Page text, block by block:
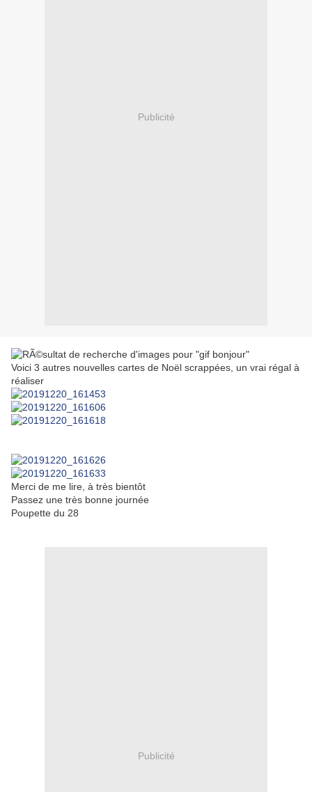
Publicité
Voici 3 autres nouvelles cartes de Noël scrappées, un vrai régal à
réaliser
Merci de me lire, à très bientôt
Passez une très bonne journée
Poupette du 28
Publicité